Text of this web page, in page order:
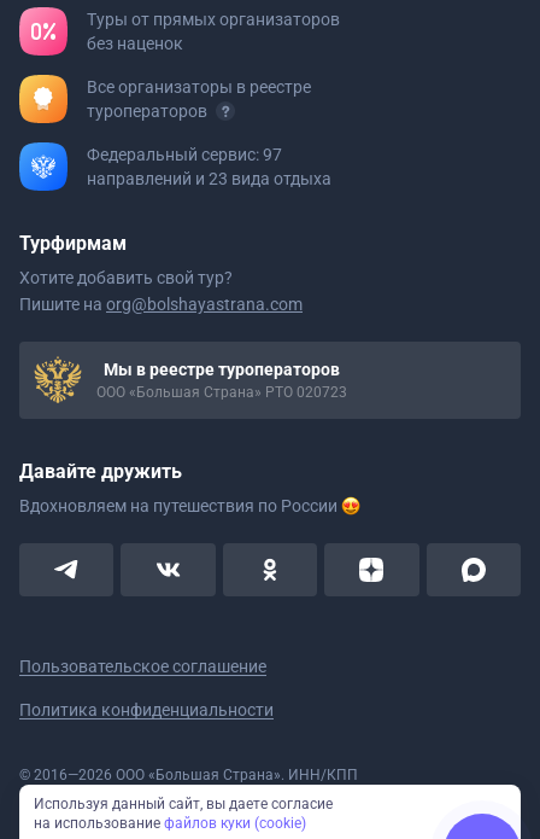
Туры от прямых организаторов
без наценок
Все организаторы в реестре
туроператоров
Федеральный сервис: 97
направлений и 23 вида отдыха
Турфирмам
Хотите добавить свой тур?
Пишите на org@bolshayastrana.com
Мы в реестре туроператоров
ООО «Большая Страна» РТО 020723
Давайте дружить
Вдохновляем на путешествия по России
Пользовательское соглашение
Политика конфиденциальности
© 2016—2026 ООО «Большая Страна». ИНН/КПП
5908078160/590801001 ОГРН 1185958020533
Номер в реестре Роскомнадзора № 59-18-006319 (Приказ № 321 от
11.10.2018)
Используя данный сайт, вы даете согласие
на использование файлов куки (cookie)